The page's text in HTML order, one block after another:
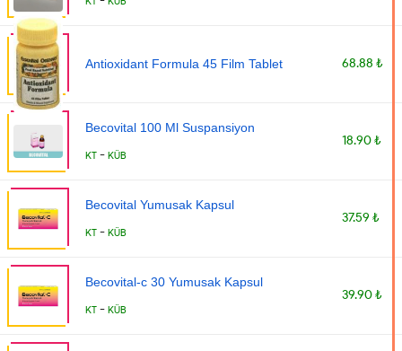
Antioxidant Formula 45 Film Tablet 68.88 ₺
Becovital 100 Ml Suspansiyon
KT - KÜB
18.90 ₺
Becovital Yumusak Kapsul
KT - KÜB
37.59 ₺
Becovital-c 30 Yumusak Kapsul
KT - KÜB
39.90 ₺